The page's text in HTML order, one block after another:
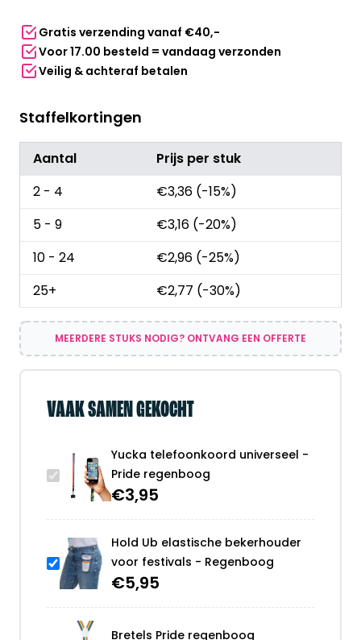
Gratis verzending vanaf €40,-
Voor 17.00 besteld = vandaag verzonden
Veilig & achteraf betalen
Staffelkortingen
Aantal
Prijs per stuk
2 - 4
€3,36 (-15%)
5 - 9
€3,16 (-20%)
10 - 24
€2,96 (-25%)
25+
€2,77 (-30%)
MEERDERE STUKS NODIG? ONTVANG EEN OFFERTE
VAAK SAMEN GEKOCHT
Yucka telefoonkoord universeel -
Pride regenboog
€3,95
Hold Ub elastische bekerhouder
voor festivals - Regenboog
€5,95
Bretels Pride regenboog